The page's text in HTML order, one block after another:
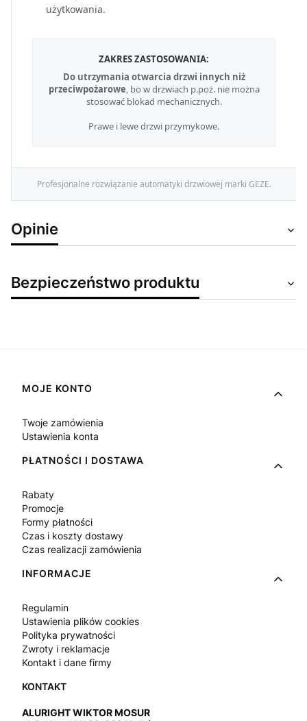
użytkowania.
ZAKRES ZASTOSOWANIA:
Do utrzymania otwarcia drzwi innych niż
przeciwpożarowe, bo w drzwiach p.poż. nie można
stosować blokad mechanicznych.
Prawe i lewe drzwi przymykowe.
Profesjonalne rozwiązanie automatyki drzwiowej marki GEZE.
Opinie
Bezpieczeństwo produktu
Linki w stopce
MOJE KONTO
Twoje zamówienia
Ustawienia konta
PŁATNOŚCI I DOSTAWA
Rabaty
Promocje
Formy płatności
Czas i koszty dostawy
Czas realizacji zamówienia
INFORMACJE
Regulamin
Ustawienia plików cookies
Polityka prywatności
Zwroty i reklamacje
Kontakt i dane firmy
ALURIGHT WIKTOR MOSUR